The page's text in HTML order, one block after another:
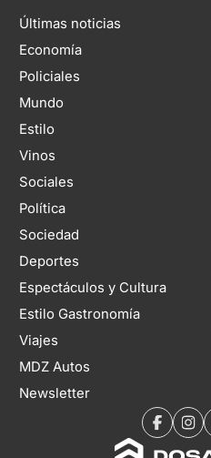
Últimas noticias
Economía
Policiales
Mundo
Estilo
Vinos
Sociales
Política
Sociedad
Deportes
Espectáculos y Cultura
Estilo Gastronomía
Viajes
MDZ Autos
Newsletter